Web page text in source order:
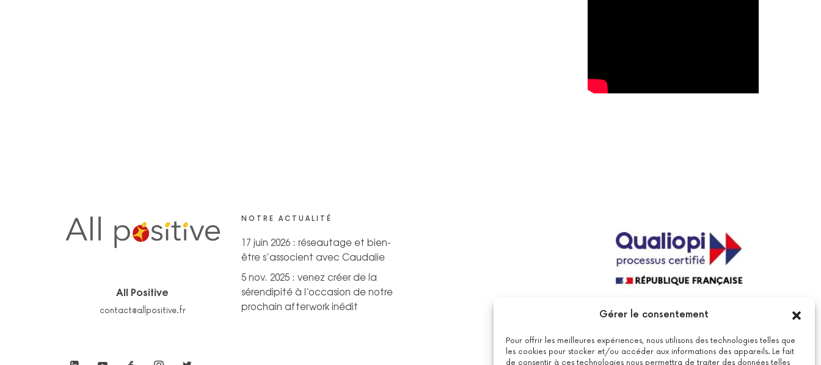
Gérer le consentement
Pour offrir les meilleures expériences, nous utilisons des technologies telles que
les cookies pour stocker et/ou accéder aux informations des appareils. Le fait
de consentir à ces technologies nous permettra de traiter des données telles
All Positive
contact@allpositive.fr
NOTRE ACTUALITÉ
17 juin 2026 : réseautage et bien-
être s’associent avec Caudalie
5 nov. 2025 : venez créer de la
sérendipité à l’occasion de notre
prochain afterwork inédit
La certification qualité a été délivrée au
de formations.Voir le certificat